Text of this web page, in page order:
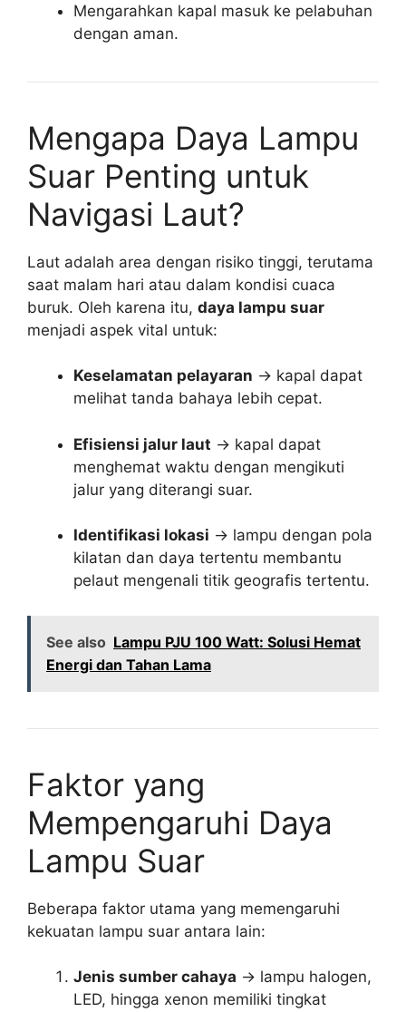
Mengarahkan kapal masuk ke pelabuhan
dengan aman.
Mengapa Daya Lampu
Suar Penting untuk
Navigasi Laut?
Laut adalah area dengan risiko tinggi, terutama
saat malam hari atau dalam kondisi cuaca
buruk. Oleh karena itu, daya lampu suar
menjadi aspek vital untuk:
Keselamatan pelayaran → kapal dapat
melihat tanda bahaya lebih cepat.
Efisiensi jalur laut → kapal dapat
menghemat waktu dengan mengikuti
jalur yang diterangi suar.
Identifikasi lokasi → lampu dengan pola
kilatan dan daya tertentu membantu
pelaut mengenali titik geografis tertentu.
See also Lampu PJU 100 Watt: Solusi Hemat
Energi dan Tahan Lama
Faktor yang
Mempengaruhi Daya
Lampu Suar
Beberapa faktor utama yang memengaruhi
kekuatan lampu suar antara lain:
Jenis sumber cahaya → lampu halogen,
LED, hingga xenon memiliki tingkat